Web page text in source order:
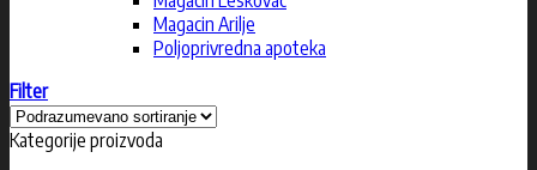
Magacin Arilje
Poljoprivredna apoteka
Filter
Kategorije proizvoda